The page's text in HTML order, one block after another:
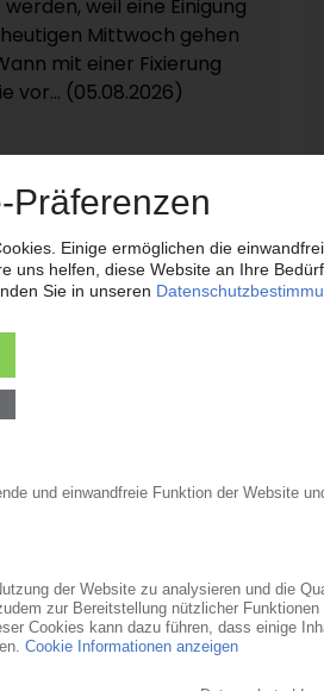
weil eine Einigung
Mittwoch gehen
mit einer Fixierung
vor... (05.08.2026)
Krones hat
beibehalten können: Wie
konzernweit
um 3,5 Prozent
Kullmann freut sich
auch Evonik im zweiten
die aus dem
und
dem vergleichbaren
nach oben,...